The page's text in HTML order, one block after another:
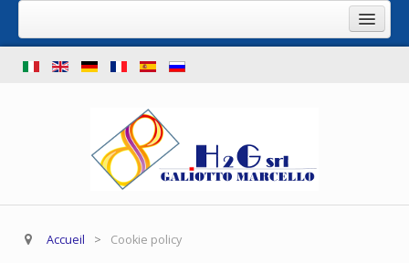
Stoll d'occasion
Shima d'occasion
Machine pour le nettoyage des fontures
Notre entreprise
Accueil > Cookie policy